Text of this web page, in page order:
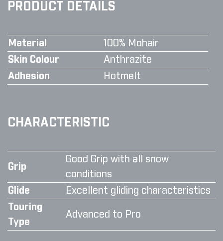
PRODUCT DETAILS
Material
100% Mohair
Skin Colour
Anthrazite
Adhesion
Hotmelt
CHARACTERISTIC
Grip
Good Grip with all snow
conditions
Glide
Excellent gliding characteristics
Touring
Type
Advanced to Pro